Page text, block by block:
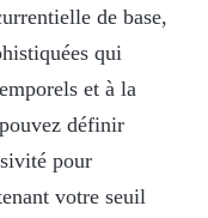
de base,
qui
et à la
définir
pour
votre seuil